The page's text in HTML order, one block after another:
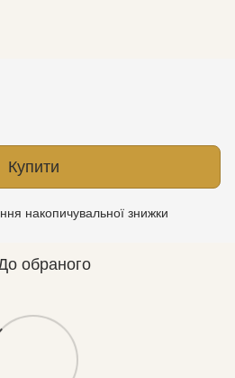
Купити
накопичувальної знижки
обраного